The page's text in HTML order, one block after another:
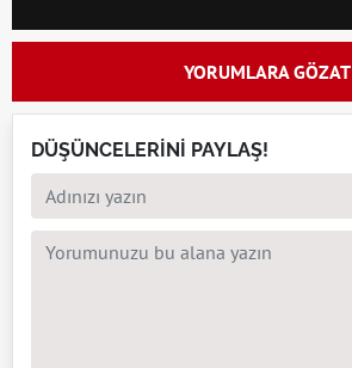
YORUMLARA GÖZAT
DÜŞÜNCELERİNİ PAYLAŞ!